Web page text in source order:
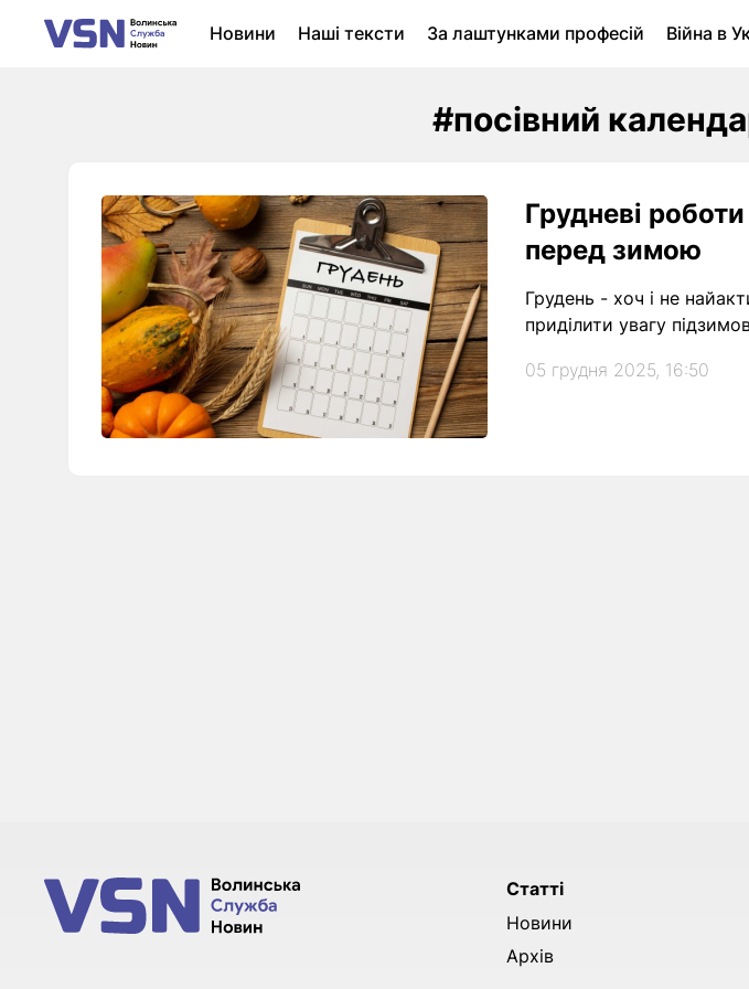
Новини Наші тексти За лаштунками професій Війна в
#посівний
Грудневі
перед зимою
Грудень - хоч і не
приділити увагу
05 грудня 2025, 16:50
Статті
Новини
Архів